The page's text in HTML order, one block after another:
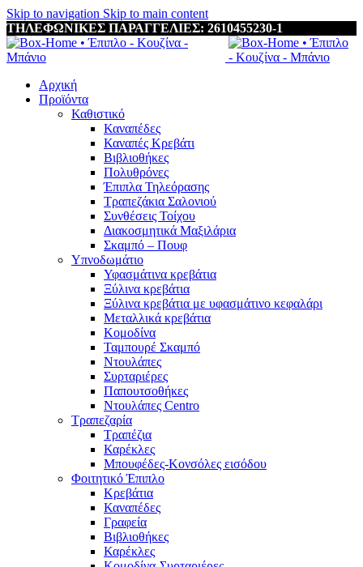
Skip to navigation Skip to main content
ΤΗΛΕΦΩΝΙΚΕΣ ΠΑΡΑΓΓΕΛΙΕΣ: 2610455230-1
Αρχική
Προϊόντα
Καθιστικό
Καναπέδες
Καναπές Κρεβάτι
Βιβλιοθήκες
Πολυθρόνες
Έπιπλα Τηλεόρασης
Τραπεζάκια Σαλονιού
Συνθέσεις Τοίχου
Διακοσμητικά Μαξιλάρια
Σκαμπό – Πουφ
Υπνοδωμάτιο
Υφασμάτινα κρεβάτια
Ξύλινα κρεβάτια
Ξύλινα κρεβάτια με υφασμάτινο κεφαλάρι
Mεταλλικά κρεβάτια
Κομοδίνα
Ταμπουρέ Σκαμπό
Ντουλάπες
Συρταριέρες
Παπουτσοθήκες
Ντουλάπες Centro
Τραπεζαρία
Τραπέζια
Καρέκλες
Μπουφέδες-Κονσόλες εισόδου
Φοιτητικό Έπιπλο
Κρεβάτια
Καναπέδες
Γραφεία
Βιβλιοθήκες
Καρέκλες